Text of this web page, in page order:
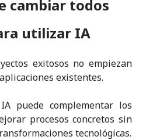
cambiar todos
utilizar IA
exitosos no empiezan
existentes.
puede complementar los
procesos concretos sin
tecnológicas.